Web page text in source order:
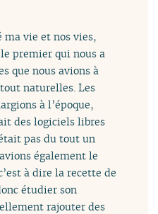
vie et nos vies,
premier qui nous a
que nous avions à
naturelles. Les
à l’époque,
des logiciels libres
pas du tout un
également le
à dire la recette de
étudier son
rajouter des